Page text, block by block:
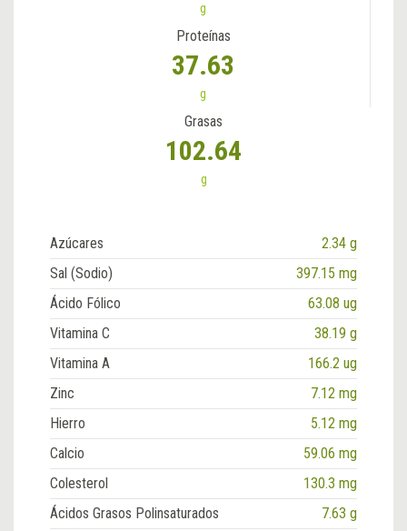
g
Proteínas
37.63
g
Grasas
102.64
g
Azúcares
2.34 g
Sal (Sodio)
397.15 mg
Ácido Fólico
63.08 ug
Vitamina C
38.19 g
Vitamina A
166.2 ug
Zinc
7.12 mg
Hierro
5.12 mg
Calcio
59.06 mg
Colesterol
130.3 mg
Ácidos Grasos Polinsaturados
7.63 g